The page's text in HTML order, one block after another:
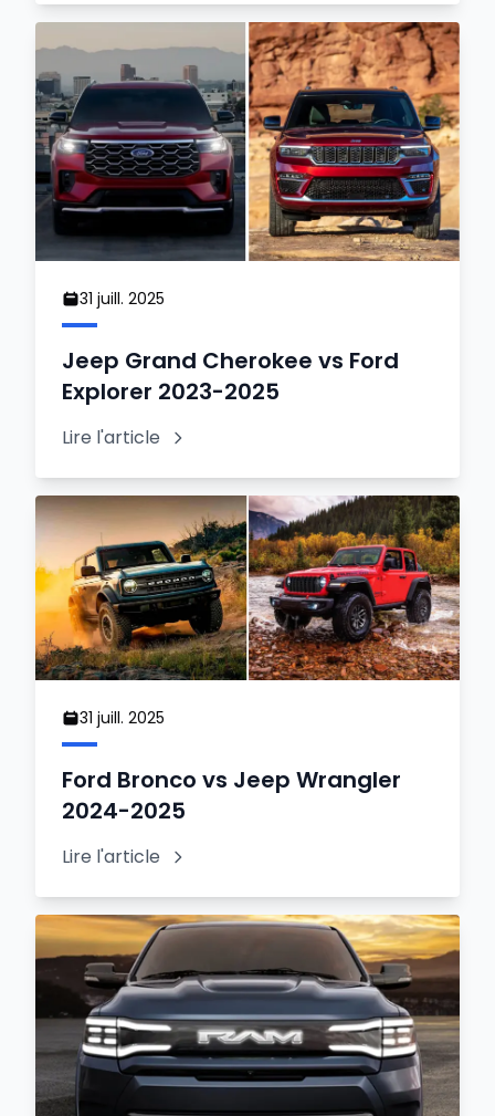
31 juill. 2025
Jeep Grand Cherokee vs Ford
Explorer 2023-2025
Lire l'article
31 juill. 2025
Ford Bronco vs Jeep Wrangler
2024-2025
Lire l'article